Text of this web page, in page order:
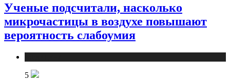
Ученые подсчитали, насколько
микрочастицы в воздухе повышают
вероятность слабоумия
5